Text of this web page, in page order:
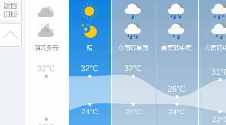
阴转多云 晴 小雨转暴雨 暴雨转中雨 大雨转
32°C 32°C 32°C
26°C
24°C 24°C
24°C